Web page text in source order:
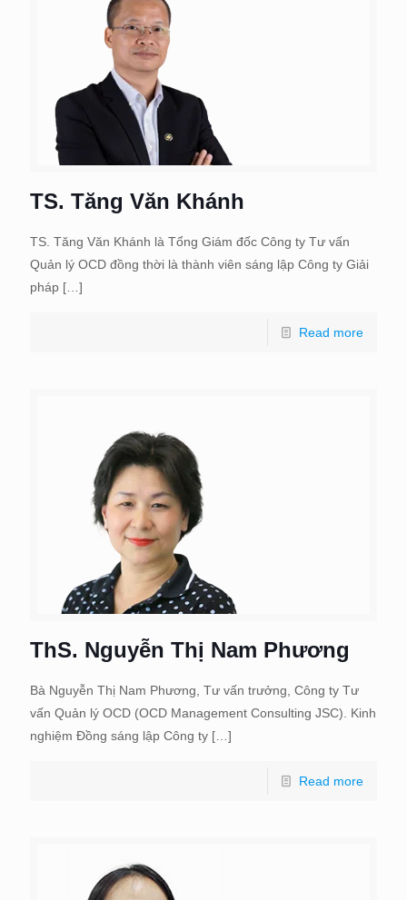
TS. Tăng Văn Khánh
TS. Tăng Văn Khánh là Tổng Giám đốc Công ty Tư vấn
Quản lý OCD đồng thời là thành viên sáng lập Công ty Giải
pháp […]
Read more
ThS. Nguyễn Thị Nam Phương
Bà Nguyễn Thị Nam Phương, Tư vấn trưởng, Công ty Tư
vấn Quản lý OCD (OCD Management Consulting JSC). Kinh
nghiệm Đồng sáng lập Công ty […]
Read more